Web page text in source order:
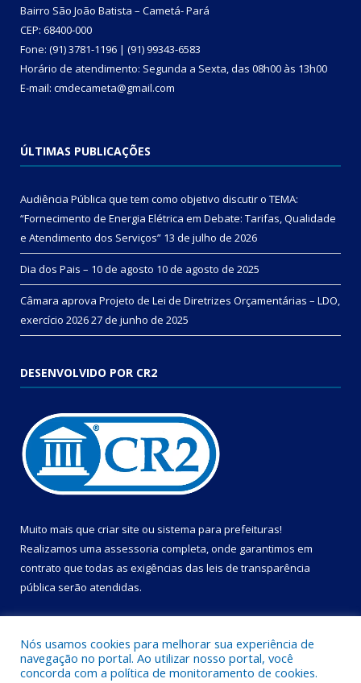
Bairro São João Batista – Cametá- Pará
CEP: 68400-000
Fone: (91) 3781-1196 | (91) 99343-6583
Horário de atendimento: Segunda a Sexta, das 08h00 às 13h00
E-mail: cmdecameta@gmail.com
ÚLTIMAS PUBLICAÇÕES
Audiência Pública que tem como objetivo discutir o TEMA:
“Fornecimento de Energia Elétrica em Debate: Tarifas, Qualidade
e Atendimento dos Serviços” 13 de julho de 2026
Dia dos Pais – 10 de agosto 10 de agosto de 2025
Câmara aprova Projeto de Lei de Diretrizes Orçamentárias – LDO,
exercício 202627 de junho de 2025
DESENVOLVIDO POR CR2
Muito mais que criar site ou sistema para prefeituras!
Realizamos uma assessoria completa, onde garantimos em
contrato que todas as exigências das leis de transparência
pública serão atendidas.
Nós usamos cookies para melhorar sua experiência de
navegação no portal. Ao utilizar nosso portal, você
concorda com a política de monitoramento de cookies.